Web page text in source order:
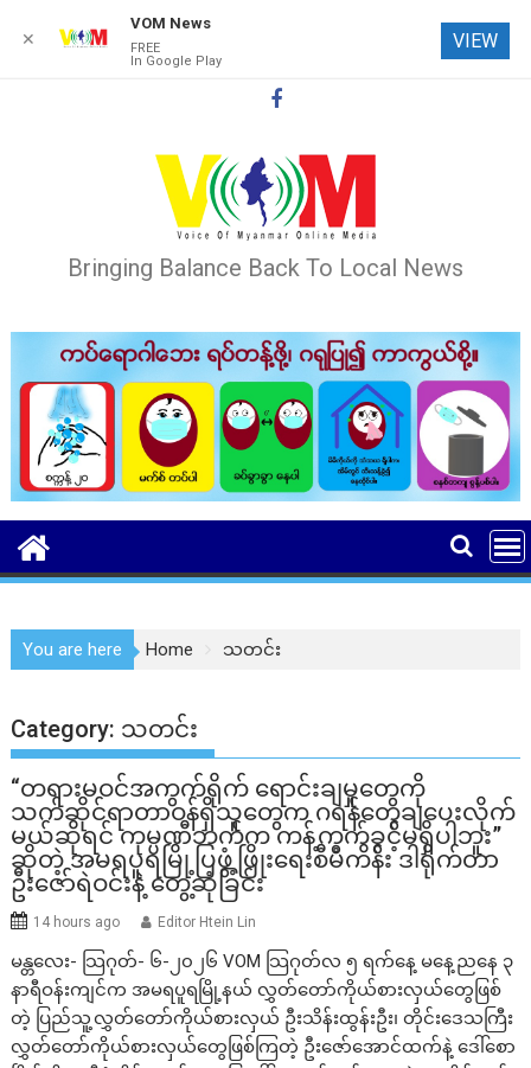
Bringing Balance Back To Local News
You are here Home သတင်း
Category: သတင်း
“တရားမဝင်အကွက်ရိုက် ရောင်းချမှုတွေကို
သက်ဆိုင်ရာတာဝန်ရှိသူတွေက ဂရန်တွေချပေးလိုက်
မယ်ဆိုရင် ကုမ္ပဏီဘက်က ကန့်ကွက်ခွင့်မရှိပါဘူး”
ဆိုတဲ့ အမရပူရမြို့ပြဖွံ့ဖြိုးရေးစီမံကိန်း ဒါရိုက်တာ
ဦးဇော်ရဲဝင်းနဲ့ တွေ့ဆုံခြင်း
14 hours ago Editor Htein Lin
မန္တလေး- သြဂုတ်- ၆-၂၀၂၆ VOM သြဂုတ်လ ၅ ရက်နေ့ မနေ့ညနေ ၃
နာရီဝန်းကျင်က အမရပူရမြို့နယ် လွှတ်တော်ကိုယ်စားလှယ်တွေဖြစ်
တဲ့ ပြည်သူ့လွှတ်တော်ကိုယ်စားလှယ် ဦးသိန်းထွန်းဦး၊ တိုင်းဒေသကြီး
လွှတ်တော်ကိုယ်စားလှယ်တွေဖြစ်ကြတဲ့ ဦးဇော်အောင်ထက်နဲ့ ဒေါ်စော
✕
VOM News
FREE
In Google Play
VIEW